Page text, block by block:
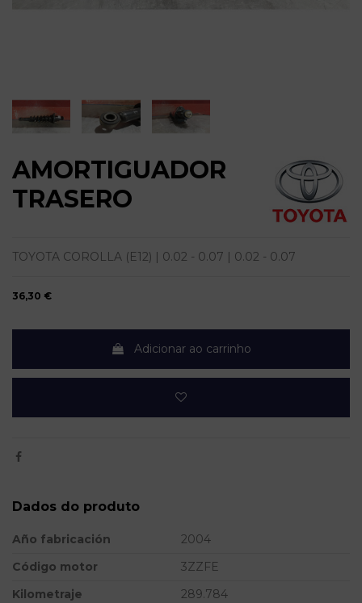
AMORTIGUADOR
TRASERO
TOYOTA COROLLA (E12) | 0.02 - 0.07 | 0.02 - 0.07
36,30 €
Adicionar ao carrinho
Dados do produto
Año fabricación
2004
Código motor
3ZZFE
Kilometraje
289.784